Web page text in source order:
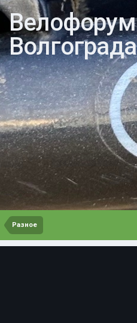
Велофорум
Волгограда
Разное